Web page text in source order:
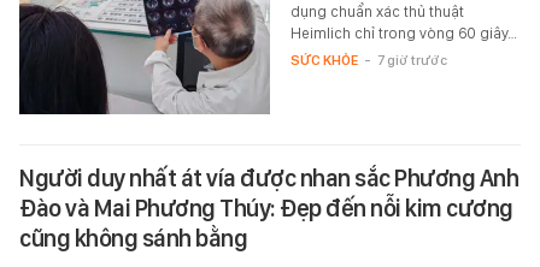
dụng chuẩn xác thủ thuật
Heimlich chỉ trong vòng 60 giây…
SỨC KHỎE - 7 giờ trước
Người duy nhất át vía được nhan sắc Phương Anh
Đào và Mai Phương Thúy: Đẹp đến nỗi kim cương
cũng không sánh bằng